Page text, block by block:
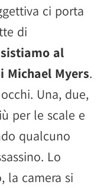
ci porta
di
al
Myers.
Una, due,
per le scale e
qualcuno
Lo
la camera si